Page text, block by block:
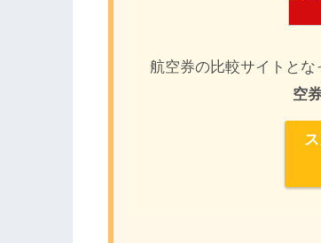
航空券の比較サイトとな
空